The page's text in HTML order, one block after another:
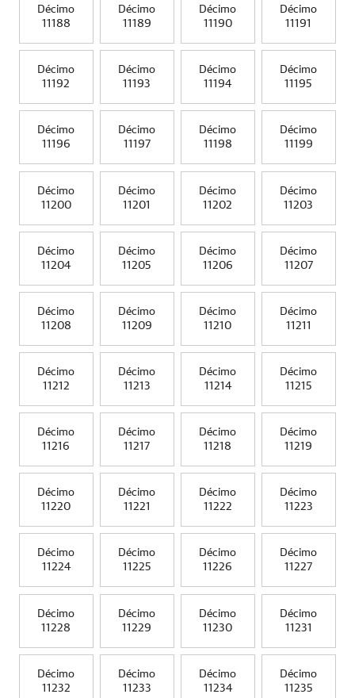
Décimo
11188
Décimo
11189
Décimo
11190
Décimo
11191
Décimo
11192
Décimo
11193
Décimo
11194
Décimo
11195
Décimo
11196
Décimo
11197
Décimo
11198
Décimo
11199
Décimo
11200
Décimo
11201
Décimo
11202
Décimo
11203
Décimo
11204
Décimo
11205
Décimo
11206
Décimo
11207
Décimo
11208
Décimo
11209
Décimo
11210
Décimo
11211
Décimo
11212
Décimo
11213
Décimo
11214
Décimo
11215
Décimo
11216
Décimo
11217
Décimo
11218
Décimo
11219
Décimo
11220
Décimo
11221
Décimo
11222
Décimo
11223
Décimo
11224
Décimo
11225
Décimo
11226
Décimo
11227
Décimo
11228
Décimo
11229
Décimo
11230
Décimo
11231
Décimo
11232
Décimo
11233
Décimo
11234
Décimo
11235